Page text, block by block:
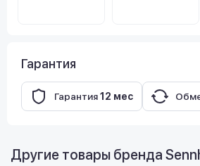
Гарантия
Гарантия12 мес
Другие товары бренда